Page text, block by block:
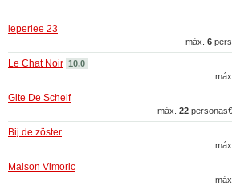
ieperlee 23
máx. 6
Le Chat Noir 10.0
máx.
Gite De Schelf
máx. 22 personas
Bij de zöster
máx.
Maison Vimoric
máx.